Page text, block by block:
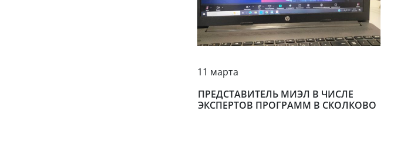
11 марта
ПРЕДСТАВИТЕЛЬ МИЭЛ В ЧИСЛЕ
ЭКСПЕРТОВ ПРОГРАММ В СКОЛКОВО